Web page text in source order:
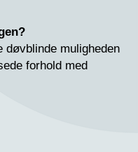
muligheden
forhold med